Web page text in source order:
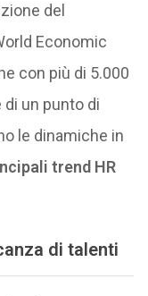
del
Economic
con più di 5.000
un punto di
le dinamiche in
trend HR
di talenti